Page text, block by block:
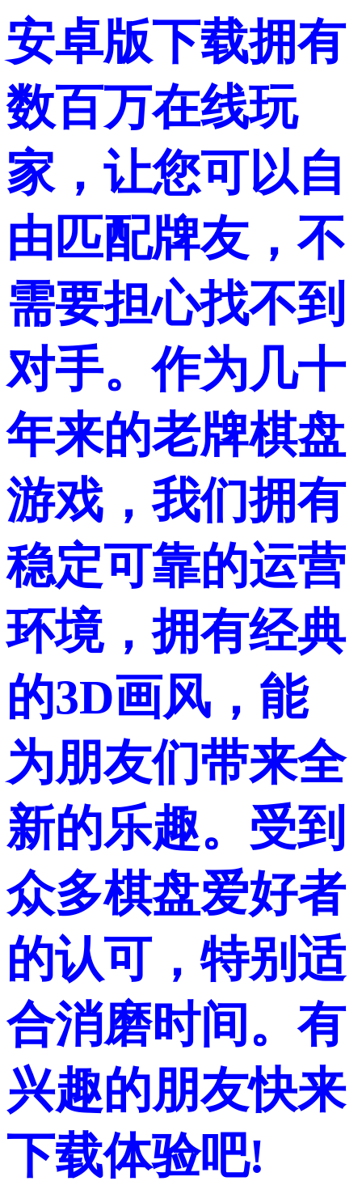
安卓版下载拥有
数百万在线玩
家，让您可以自
由匹配牌友，不
需要担心找不到
对手。作为几十
年来的老牌棋盘
游戏，我们拥有
稳定可靠的运营
环境，拥有经典
的3D画风，能
为朋友们带来全
新的乐趣。受到
众多棋盘爱好者
的认可，特别适
合消磨时间。有
兴趣的朋友快来
下载体验吧!